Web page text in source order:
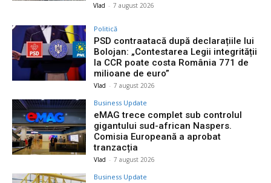
Vlad - 7 august 2026
Politică
PSD contraatacă după declarațiile lui
Bolojan: „Contestarea Legii integrității
la CCR poate costa România 771 de
milioane de euro”
Vlad - 7 august 2026
Business Update
eMAG trece complet sub controlul
gigantului sud-african Naspers.
Comisia Europeană a aprobat
tranzacția
Vlad - 7 august 2026
Business Update